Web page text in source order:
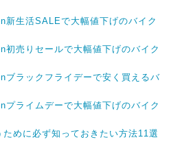
新生活SALEで大幅値下げのバイク
初売りセールで大幅値下げのバイク
ブラックフライデーで安く買えるバ
プライムデーで大幅値下げのバイク
めに必ず知っておきたい方法11選